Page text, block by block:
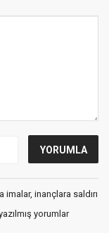
inançlara saldırı
yorumlar